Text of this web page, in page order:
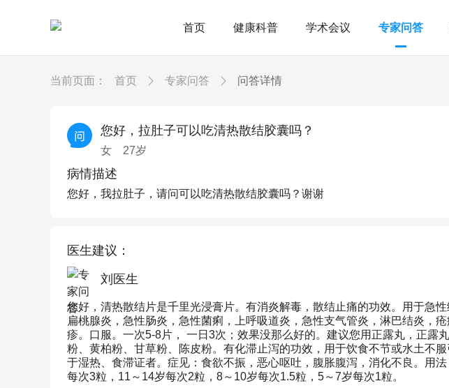
首页 健康科普 学术会议 专家问答
当前页面： 首页 专家问答 问答详情
您好，拉肚子可以吃清热散结胶囊吗？
女 27岁
病情描述
您好，我拉肚子，请问可以吃清热散结胶囊吗？谢谢
医生建议：
刘医生
您好，清热散结片是千里光浸膏片。有消炎解毒，散结止痛的功效。用于急
扁桃腺炎，急性肠炎，急性菌痢，上呼吸道炎，急性支气管炎，淋巴结炎，
疹。口服。一次5-8片， 一日3次；效果没那么好的。建议您用正露丸，正露
粉、黄柏粉、甘草粉、陈皮粉。有化滞止泻的功效，用于饮食不节或水土不
于湿热、食滞证者。症见：食欲不振，恶心呕吐，腹胀腹泻，消化不良。用
每次3粒，11～14岁每次2粒，8～10岁每次1.5粒，5～7岁每次1粒。